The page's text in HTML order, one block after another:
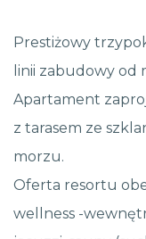
Prestiżowy
linii zabudowy od
Apartament
z tarasem ze
morzu.
Oferta resortu
wellness -